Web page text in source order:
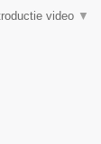
video ▼